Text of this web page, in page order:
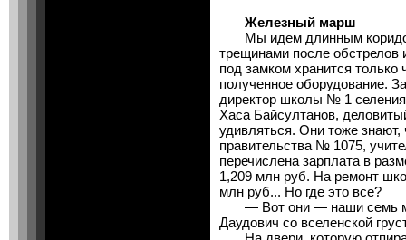
Железный марш
Мы идем длинным
трещинами после обстрелов
под замком хранится только
полученное оборудование.
директор школы № 1
Хаса Байсултанов,
удивляться. Они тоже знают,
правительства № 1075,
перечислена зарплата в
1,209 млн руб. На ремонт
млн руб... Но где это все?
— Вот они — наши семь
Даудович со вселенской